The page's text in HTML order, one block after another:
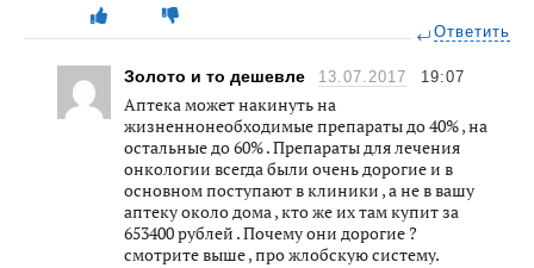
Ответить
Золото и то дешевле 13.07.2017 19:07
Аптека может накинуть на
жизненнонеобходимые препараты до 40% , на
остальные до 60% . Препараты для лечения
онкологии всегда были очень дорогие и в
основном поступают в клиники , а не в вашу
аптеку около дома , кто же их там купит за
653400 рублей . Почему они дорогие ?
смотрите выше , про жлобскую систему.